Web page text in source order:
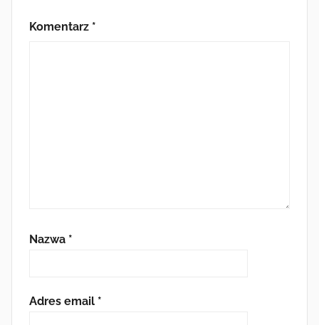
Komentarz *
Nazwa *
Adres email *